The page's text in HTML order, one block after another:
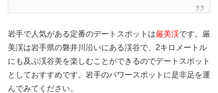
岩手で人気がある定番のデートスポットは厳美渓です。厳
美渓は岩手県の磐井川沿いにある渓谷で、2キロメートル
にも及ぶ渓谷美を楽しむことができるのでデートスポット
としておすすめです。岩手のパワースポットに是非足を運
んでみてください。